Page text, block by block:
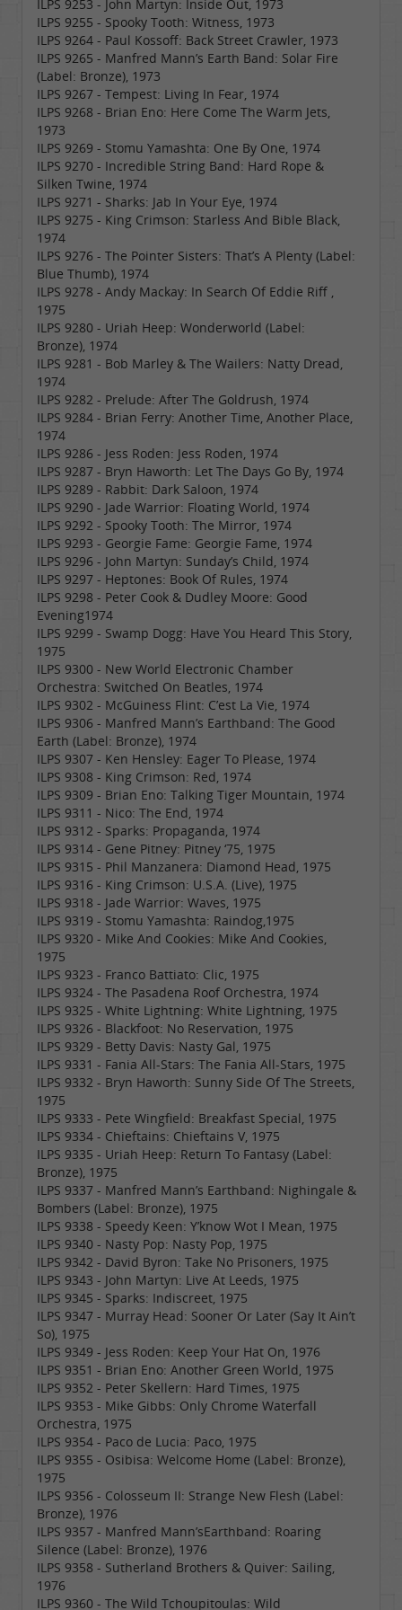
ILPS 9253 - John Martyn: Inside Out, 1973
ILPS 9255 - Spooky Tooth: Witness, 1973
ILPS 9264 - Paul Kossoff: Back Street Crawler, 1973
ILPS 9265 - Manfred Mann’s Earth Band: Solar Fire
(Label: Bronze), 1973
ILPS 9267 - Tempest: Living In Fear, 1974
ILPS 9268 - Brian Eno: Here Come The Warm Jets,
1973
ILPS 9269 - Stomu Yamashta: One By One, 1974
ILPS 9270 - Incredible String Band: Hard Rope &
Silken Twine, 1974
ILPS 9271 - Sharks: Jab In Your Eye, 1974
ILPS 9275 - King Crimson: Starless And Bible Black,
1974
ILPS 9276 - The Pointer Sisters: That’s A Plenty (Label:
Blue Thumb), 1974
ILPS 9278 - Andy Mackay: In Search Of Eddie Riff ,
1975
ILPS 9280 - Uriah Heep: Wonderworld (Label:
Bronze), 1974
ILPS 9281 - Bob Marley & The Wailers: Natty Dread,
1974
ILPS 9282 - Prelude: After The Goldrush, 1974
ILPS 9284 - Brian Ferry: Another Time, Another Place,
1974
ILPS 9286 - Jess Roden: Jess Roden, 1974
ILPS 9287 - Bryn Haworth: Let The Days Go By, 1974
ILPS 9289 - Rabbit: Dark Saloon, 1974
ILPS 9290 - Jade Warrior: Floating World, 1974
ILPS 9292 - Spooky Tooth: The Mirror, 1974
ILPS 9293 - Georgie Fame: Georgie Fame, 1974
ILPS 9296 - John Martyn: Sunday’s Child, 1974
ILPS 9297 - Heptones: Book Of Rules, 1974
ILPS 9298 - Peter Cook & Dudley Moore: Good
Evening1974
ILPS 9299 - Swamp Dogg: Have You Heard This Story,
1975
ILPS 9300 - New World Electronic Chamber
Orchestra: Switched On Beatles, 1974
ILPS 9302 - McGuiness Flint: C’est La Vie, 1974
ILPS 9306 - Manfred Mann’s Earthband: The Good
Earth (Label: Bronze), 1974
ILPS 9307 - Ken Hensley: Eager To Please, 1974
ILPS 9308 - King Crimson: Red, 1974
ILPS 9309 - Brian Eno: Talking Tiger Mountain, 1974
ILPS 9311 - Nico: The End, 1974
ILPS 9312 - Sparks: Propaganda, 1974
ILPS 9314 - Gene Pitney: Pitney ‘75, 1975
ILPS 9315 - Phil Manzanera: Diamond Head, 1975
ILPS 9316 - King Crimson: U.S.A. (Live), 1975
ILPS 9318 - Jade Warrior: Waves, 1975
ILPS 9319 - Stomu Yamashta: Raindog,1975
ILPS 9320 - Mike And Cookies: Mike And Cookies,
1975
ILPS 9323 - Franco Battiato: Clic, 1975
ILPS 9324 - The Pasadena Roof Orchestra, 1974
ILPS 9325 - White Lightning: White Lightning, 1975
ILPS 9326 - Blackfoot: No Reservation, 1975
ILPS 9329 - Betty Davis: Nasty Gal, 1975
ILPS 9331 - Fania All-Stars: The Fania All-Stars, 1975
ILPS 9332 - Bryn Haworth: Sunny Side Of The Streets,
1975
ILPS 9333 - Pete Wingfield: Breakfast Special, 1975
ILPS 9334 - Chieftains: Chieftains V, 1975
ILPS 9335 - Uriah Heep: Return To Fantasy (Label:
Bronze), 1975
ILPS 9337 - Manfred Mann’s Earthband: Nighingale &
Bombers (Label: Bronze), 1975
ILPS 9338 - Speedy Keen: Y’know Wot I Mean, 1975
ILPS 9340 - Nasty Pop: Nasty Pop, 1975
ILPS 9342 - David Byron: Take No Prisoners, 1975
ILPS 9343 - John Martyn: Live At Leeds, 1975
ILPS 9345 - Sparks: Indiscreet, 1975
ILPS 9347 - Murray Head: Sooner Or Later (Say It Ain’t
So), 1975
ILPS 9349 - Jess Roden: Keep Your Hat On, 1976
ILPS 9351 - Brian Eno: Another Green World, 1975
ILPS 9352 - Peter Skellern: Hard Times, 1975
ILPS 9353 - Mike Gibbs: Only Chrome Waterfall
Orchestra, 1975
ILPS 9354 - Paco de Lucia: Paco, 1975
ILPS 9355 - Osibisa: Welcome Home (Label: Bronze),
1975
ILPS 9356 - Colosseum II: Strange New Flesh (Label:
Bronze), 1976
ILPS 9357 - Manfred Mann’sEarthband: Roaring
Silence (Label: Bronze), 1976
ILPS 9358 - Sutherland Brothers & Quiver: Sailing,
1976
ILPS 9360 - The Wild Tchoupitoulas: Wild